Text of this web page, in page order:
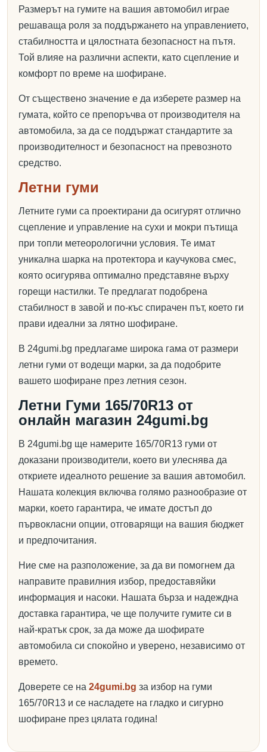
Размерът на гумите на вашия автомобил играе
решаваща роля за поддържането на управлението,
стабилността и цялостната безопасност на пътя.
Той влияе на различни аспекти, като сцепление и
комфорт по време на шофиране.
От съществено значение е да изберете размер на
гумата, който се препоръчва от производителя на
автомобила, за да се поддържат стандартите за
производителност и безопасност на превозното
средство.
Летни гуми
Летните гуми са проектирани да осигурят отлично
сцепление и управление на сухи и мокри пътища
при топли метеорологични условия. Те имат
уникална шарка на протектора и каучукова смес,
която осигурява оптимално представяне върху
горещи настилки. Те предлагат подобрена
стабилност в завой и по-къс спирачен път, което ги
прави идеални за лятно шофиране.
В 24gumi.bg предлагаме широка гама от размери
летни гуми от водещи марки, за да подобрите
вашето шофиране през летния сезон.
Летни Гуми 165/70R13 от
онлайн магазин 24gumi.bg
В 24gumi.bg ще намерите 165/70R13 гуми от
доказани производители, което ви улеснява да
откриете идеалното решение за вашия автомобил.
Нашата колекция включва голямо разнообразие от
марки, което гарантира, че имате достъп до
първокласни опции, отговарящи на вашия бюджет
и предпочитания.
Ние сме на разположение, за да ви помогнем да
направите правилния избор, предоставяйки
информация и насоки. Нашата бърза и надеждна
доставка гарантира, че ще получите гумите си в
най-кратък срок, за да може да шофирате
автомобила си спокойно и уверено, независимо от
времето.
Доверете се на 24gumi.bg за избор на гуми
165/70R13 и се насладете на гладко и сигурно
шофиране през цялата година!